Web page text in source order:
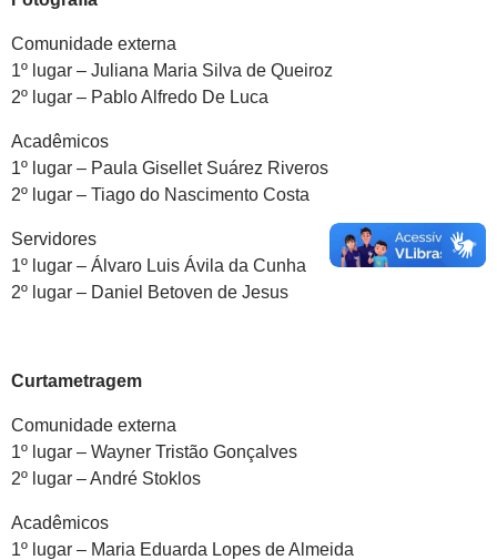
Comunidade externa
1º lugar – Juliana Maria Silva de Queiroz
2º lugar – Pablo Alfredo De Luca
Acadêmicos
1º lugar – Paula Gisellet Suárez Riveros
2º lugar – Tiago do Nascimento Costa
Servidores
1º lugar – Álvaro Luis Ávila da Cunha
2º lugar – Daniel Betoven de Jesus
Curtametragem
Comunidade externa
1º lugar – Wayner Tristão Gonçalves
2º lugar – André Stoklos
Acadêmicos
1º lugar – Maria Eduarda Lopes de Almeida